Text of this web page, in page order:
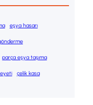
eşya hasarı
parça eşya taşıma
çelik kasa